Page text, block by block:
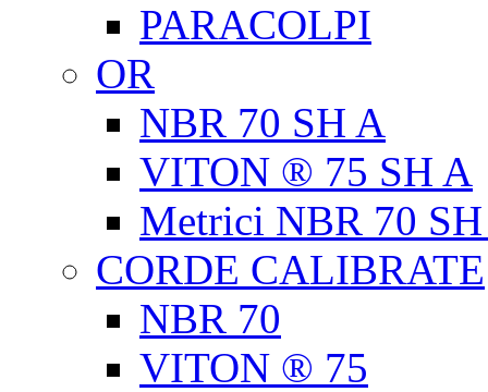
PARACOLPI
OR
NBR 70 SH A
VITON ® 75 SH A
Metrici NBR 70
CORDE CALIBRATE
NBR 70
VITON ® 75